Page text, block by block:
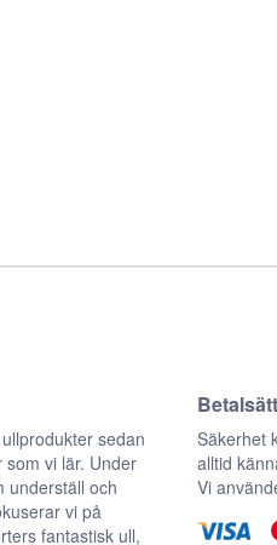
sedan
vi lär. Under
underställ och
vi på
fantastisk ull,
Betalsätt
Säkerhet
alltid
Vi